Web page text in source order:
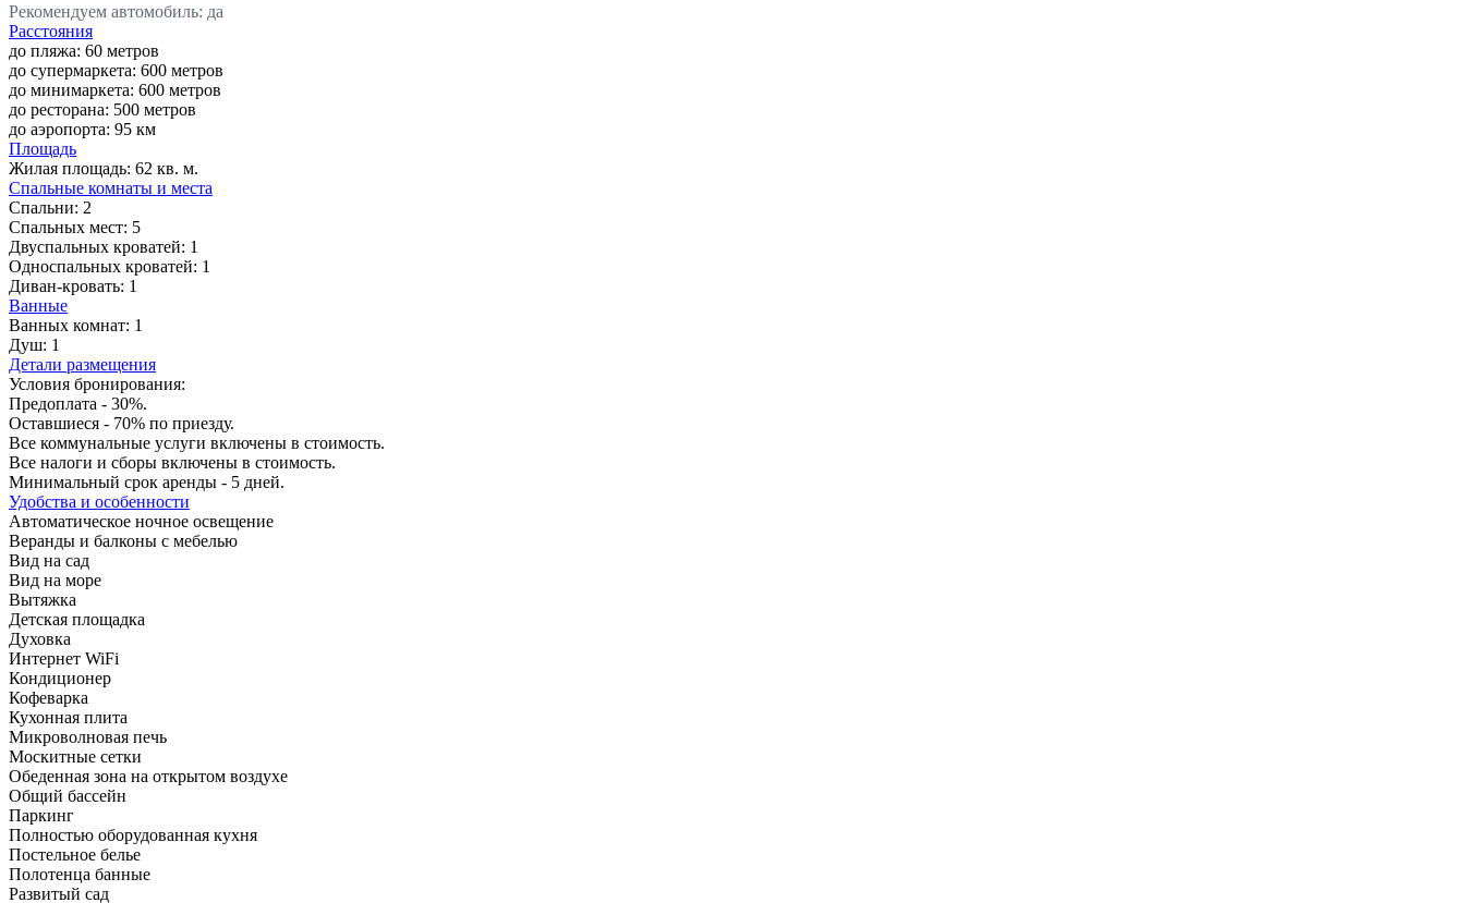
Рекомендуем автомобиль: да
Расстояния
до пляжа: 60 метров
до супермаркета: 600 метров
до минимаркета: 600 метров
до ресторана: 500 метров
до аэропорта: 95 км
Площадь
Жилая площадь: 62 кв. м.
Спальные комнаты и места
Спальни: 2
Спальных мест: 5
Двуспальных кроватей: 1
Односпальных кроватей: 1
Диван-кровать: 1
Ванные
Ванных комнат: 1
Душ: 1
Детали размещения
Условия бронирования:
Предоплата - 30%.
Оставшиеся - 70% по приезду.
Все коммунальные услуги включены в стоимость.
Все налоги и сборы включены в стоимость.
Минимальный срок аренды - 5 дней.
Удобства и особенности
Автоматическое ночное освещение
Веранды и балконы с мебелью
Вид на сад
Вид на море
Вытяжка
Детская площадка
Духовка
Интернет WiFi
Кондиционер
Кофеварка
Кухонная плита
Микроволновая печь
Москитные сетки
Обеденная зона на открытом воздухе
Общий бассейн
Паркинг
Полностью оборудованная кухня
Постельное белье
Полотенца банные
Развитый сад